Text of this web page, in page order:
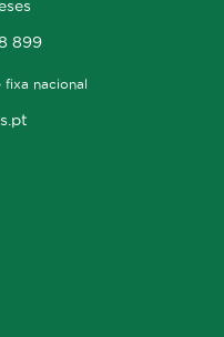
899
fixa nacional